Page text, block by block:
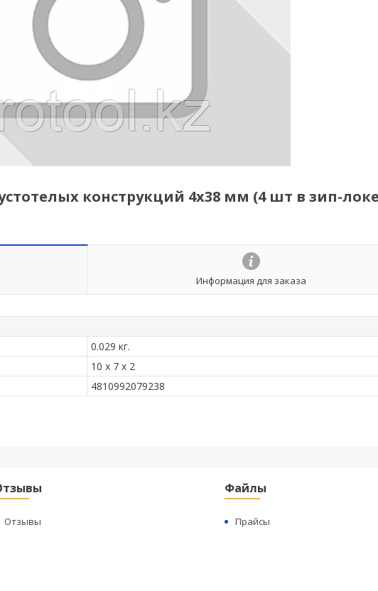
конструкций 4х38 мм (4 шт в зип-
Информация для заказа
0.029 кг.
10 x 7 x 2
4810992079238
Отзывы
Файлы
Прайсы